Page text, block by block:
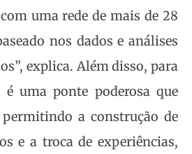
uma rede de mais de 28
nos dados e análises
explica. Além disso, para
é uma ponte poderosa que
permitindo a construção de
e a troca de experiências,